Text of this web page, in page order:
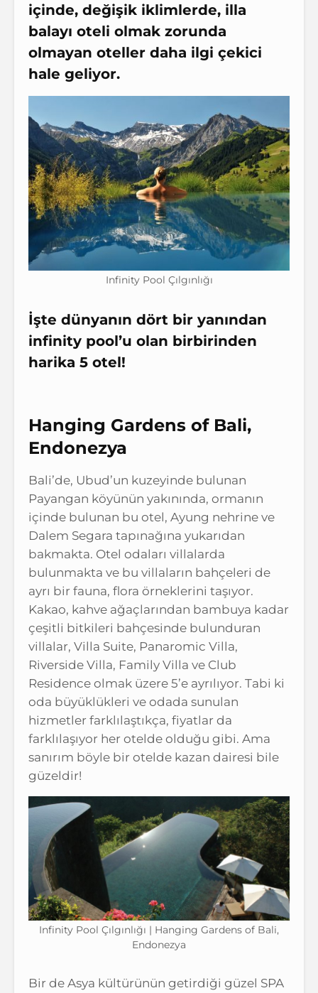
içinde, değişik iklimlerde, illa
balayı oteli olmak zorunda
olmayan oteller daha ilgi çekici
hale geliyor.
Infinity Pool Çılgınlığı
İşte dünyanın dört bir yanından
infinity pool’u olan birbirinden
harika 5 otel!
Hanging Gardens of Bali,
Endonezya
Bali’de, Ubud’un kuzeyinde bulunan
Payangan köyünün yakınında, ormanın
içinde bulunan bu otel, Ayung nehrine ve
Dalem Segara tapınağına yukarıdan
bakmakta. Otel odaları villalarda
bulunmakta ve bu villaların bahçeleri de
ayrı bir fauna, flora örneklerini taşıyor.
Kakao, kahve ağaçlarından bambuya kadar
çeşitli bitkileri bahçesinde bulunduran
villalar, Villa Suite, Panaromic Villa,
Riverside Villa, Family Villa ve Club
Residence olmak üzere 5’e ayrılıyor. Tabi ki
oda büyüklükleri ve odada sunulan
hizmetler farklılaştıkça, fiyatlar da
farklılaşıyor her otelde olduğu gibi. Ama
sanırım böyle bir otelde kazan dairesi bile
güzeldir!
Infinity Pool Çılgınlığı | Hanging Gardens of Bali,
Endonezya
Bir de Asya kültürünün getirdiği güzel SPA